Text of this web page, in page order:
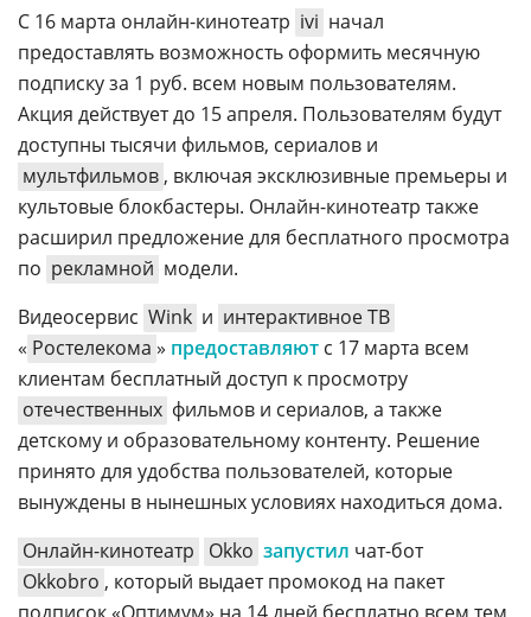
С 16 марта онлайн-кинотеатр ivi начал
предоставлять возможность оформить месячную
подписку за 1 руб. всем новым пользователям.
Акция действует до 15 апреля. Пользователям будут
доступны тысячи фильмов, сериалов и
мультфильмов , включая эксклюзивные премьеры и
культовые блокбастеры. Онлайн-кинотеатр также
расширил предложение для бесплатного просмотра
по рекламной модели.
Видеосервис Wink и интерактивное ТВ
« Ростелекома » предоставляют с 17 марта всем
клиентам бесплатный доступ к просмотру
отечественных фильмов и сериалов, а также
детскому и образовательному контенту. Решение
принято для удобства пользователей, которые
вынуждены в нынешных условиях находиться дома.
Онлайн-кинотеатр
Okko запустил чат-бот
Okkobro , который выдает промокод на пакет